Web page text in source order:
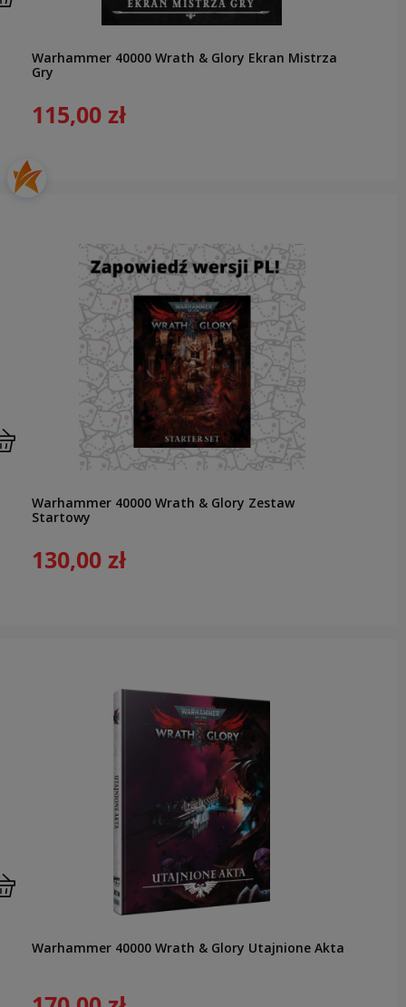
Warhammer 40000 Wrath & Glory Ekran Mistrza
Gry
115,00 zł
Warhammer 40000 Wrath & Glory Zestaw
Startowy
130,00 zł
Warhammer 40000 Wrath & Glory Utajnione Akta